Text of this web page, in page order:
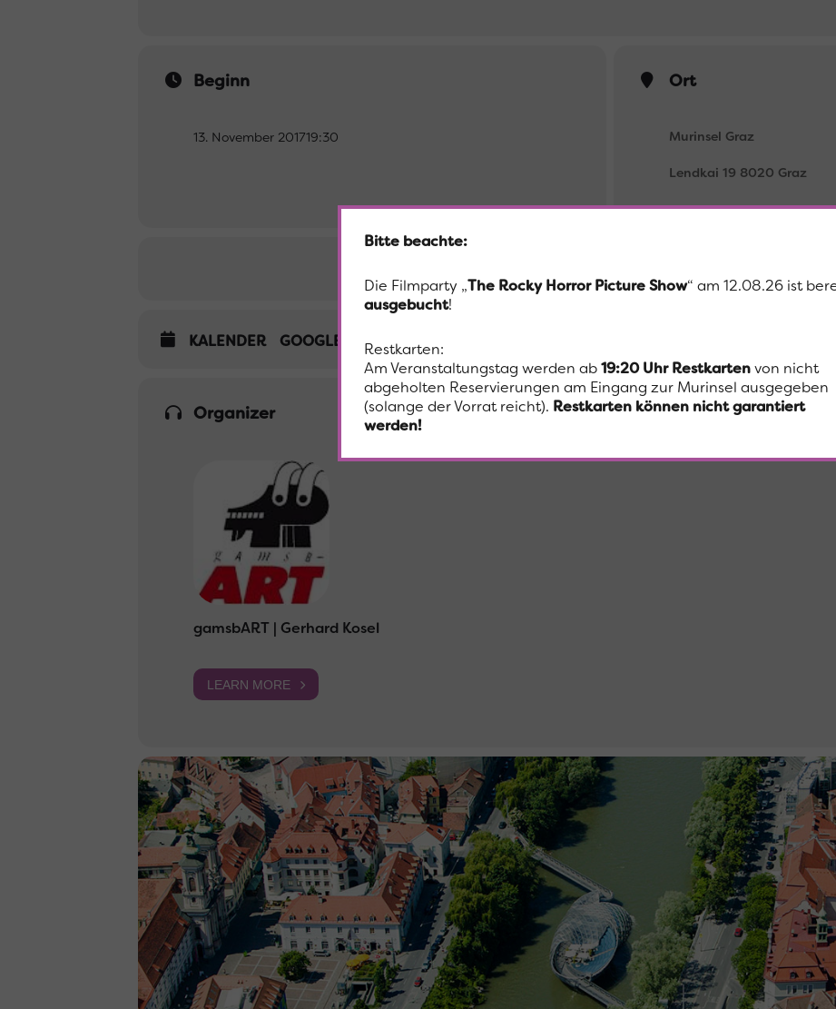
Beginn
13. November 201719:30
Ort
Murinsel Graz
Lendkai 19 8020 Graz
KALENDER GOOGLECAL
Organizer
gamsbART | Gerhard Kosel
LEARN MORE
Bitte beachte:
Die Filmparty „The Rocky Horror Picture Show“ am 12.08.26 ist
ausgebucht!
Restkarten:
Am Veranstaltungstag werden ab19:20 UhrRestkartenvon nicht
abgeholten Reservierungen am Eingang zur Murinsel ausgegeben
(solange der Vorrat reicht). Restkarten können nicht garantiert
werden!